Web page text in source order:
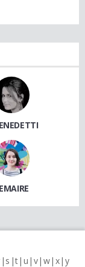
s t u v w x y